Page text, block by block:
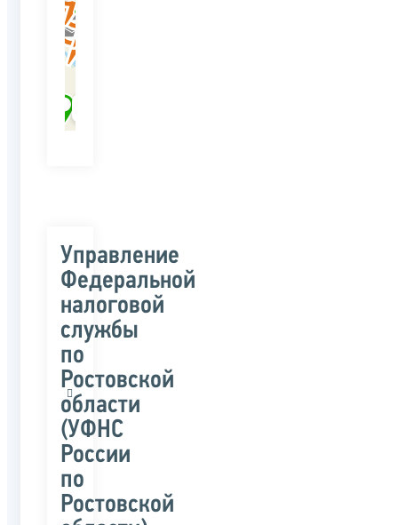
Управление
Федеральной
налоговой
службы
по
Ростовской
области
(УФНС
России
по
Ростовской